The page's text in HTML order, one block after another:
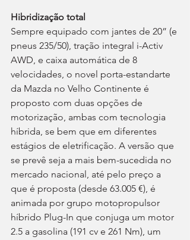
Hibridização total
Sempre equipado com jantes de 20” (e
pneus 235/50), tração integral i-Activ
AWD, e caixa automática de 8
velocidades, o novel porta-estandarte
da Mazda no Velho Continente é
proposto com duas opções de
motorização, ambas com tecnologia
híbrida, se bem que em diferentes
estágios de eletrificação. A versão que
se prevê seja a mais bem-sucedida no
mercado nacional, até pelo preço a
que é proposta (desde 63.005 €), é
animada por grupo motopropulsor
híbrido Plug-In que conjuga um motor
2.5 a gasolina (191 cv e 261 Nm), um